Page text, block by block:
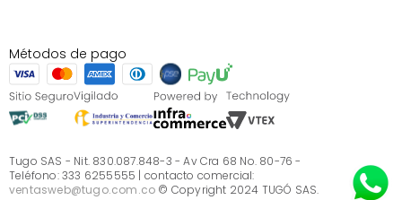
S.A.S
Términos, condiciones y restricciones Tugó S.A.S
Instructivo cuidado de muebles
Sé parte de Tugó
¿Quiénes somos?
Servicio al cliente
¿Quieres vender en Tugó?
Métodos de pago
Tugo SAS - Nit. 830.087.848-3 - Av Cra 68 No. 80-76 -
Teléfono: 333 6255555 | contacto comercial:
ventasweb@tugo.com.co © Copyright 2024 TUGÓ SAS.